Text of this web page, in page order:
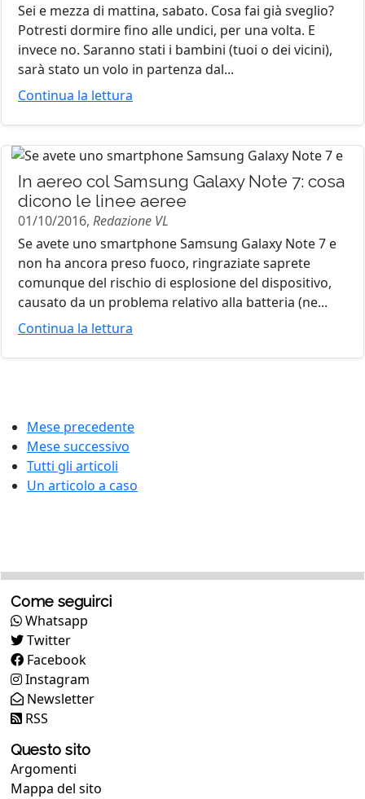
Sei e mezza di mattina, sabato. Cosa fai già sveglio?
Potresti dormire fino alle undici, per una volta. E
invece no. Saranno stati i bambini (tuoi o dei vicini),
sarà stato un volo in partenza dal...
Continua la lettura
In aereo col Samsung Galaxy Note 7: cosa
dicono le linee aeree
01/10/2016, Redazione VL
Se avete uno smartphone Samsung Galaxy Note 7 e
non ha ancora preso fuoco, ringraziate saprete
comunque del rischio di esplosione del dispositivo,
causato da un problema relativo alla batteria (ne...
Continua la lettura
Mese precedente
Mese successivo
Tutti gli articoli
Un articolo a caso
Come seguirci
Whatsapp
Twitter
Facebook
Instagram
Newsletter
RSS
Questo sito
Argomenti
Mappa del sito